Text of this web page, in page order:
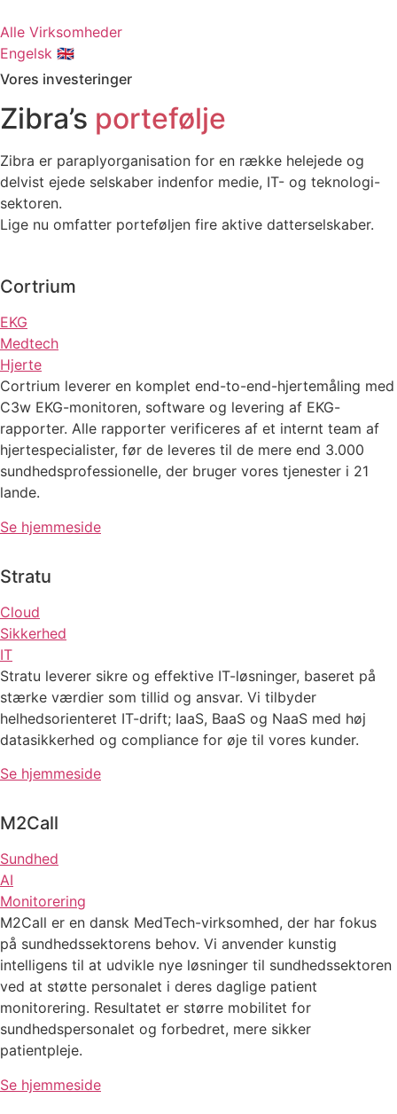
to
content
Alle Virksomheder
Engelsk 🇬🇧
Vores investeringer
Zibra’s portefølje
Zibra er paraplyorganisation for en række helejede og
delvist ejede selskaber indenfor medie, IT- og teknologi-
sektoren.
Lige nu omfatter porteføljen fire aktive datterselskaber.
Cortrium
EKG
Medtech
Hjerte
Cortrium leverer en komplet end-to-end-hjertemåling med
C3w EKG-monitoren, software og levering af EKG-
rapporter. Alle rapporter verificeres af et internt team af
hjertespecialister, før de leveres til de mere end 3.000
sundhedsprofessionelle, der bruger vores tjenester i 21
lande.
Se hjemmeside
Stratu
Cloud
Sikkerhed
IT
Stratu leverer sikre og effektive IT-løsninger, baseret på
stærke værdier som tillid og ansvar. Vi tilbyder
helhedsorienteret IT-drift; IaaS, BaaS og NaaS med høj
datasikkerhed og compliance for øje til vores kunder.
Se hjemmeside
M2Call
Sundhed
AI
Monitorering
M2Call er en dansk MedTech-virksomhed, der har fokus
på sundhedssektorens behov. Vi anvender kunstig
intelligens til at udvikle nye løsninger til sundhedssektoren
ved at støtte personalet i deres daglige patient
monitorering. Resultatet er større mobilitet for
sundhedspersonalet og forbedret, mere sikker
patientpleje.
Se hjemmeside